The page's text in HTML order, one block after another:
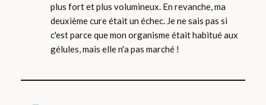
plus fort et plus volumineux. En revanche, ma
deuxième cure était un échec. Je ne sais pas si
c'est parce que mon organisme était habitué aux
gélules, mais elle n'a pas marché !